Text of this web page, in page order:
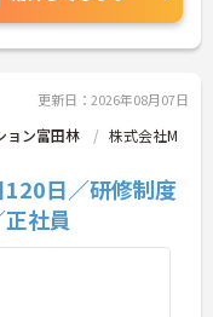
更新日：2026年08月07日
ョン富田林
株式会社M
120日／研修制度
社員